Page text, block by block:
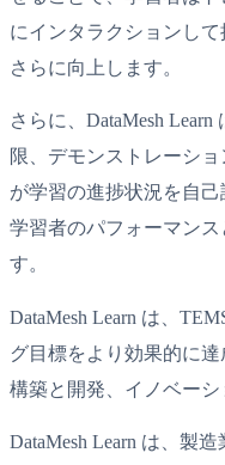
にインタラクションし
さらに向上します。
さらに、DataMesh
限、デモンストレーシ
が学習の進捗状況を自
学習者のパフォーマン
す。
DataMesh Learn は、
グ目標をより効果的に
構築と開発、イノベーシ
DataMesh Learn は、製